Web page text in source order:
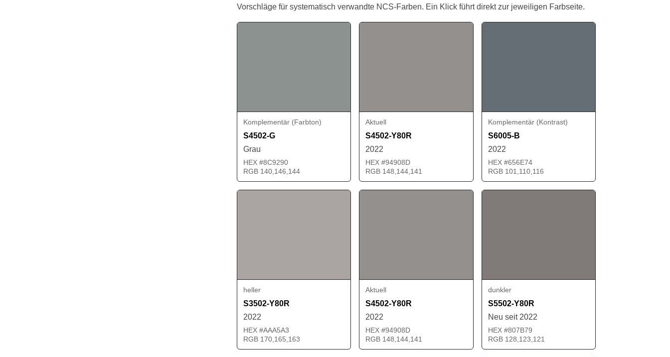
Vorschläge für systematisch verwandte NCS-Farben. Ein Klick führt direkt zur jeweiligen Farbseite.
Komplementär (Farbton)
S4502-G
Grau
HEX #8C9290
RGB 140,146,144
Aktuell
S4502-Y80R
2022
HEX #94908D
RGB 148,144,141
Komplementär (Kontrast)
S6005-B
2022
HEX #656E74
RGB 101,110,116
heller
S3502-Y80R
2022
HEX #AAA5A3
RGB 170,165,163
Aktuell
S4502-Y80R
2022
HEX #94908D
RGB 148,144,141
dunkler
S5502-Y80R
Neu seit 2022
HEX #807B79
RGB 128,123,121